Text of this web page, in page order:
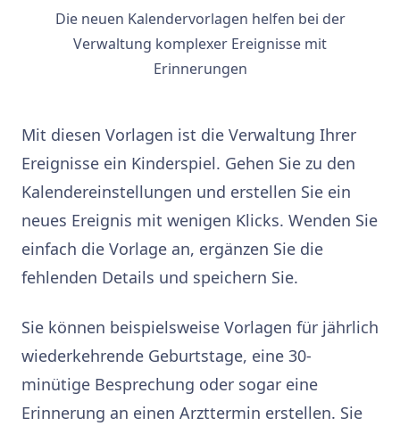
Die neuen Kalendervorlagen helfen bei der
Verwaltung komplexer Ereignisse mit
Erinnerungen
Mit diesen Vorlagen ist die Verwaltung Ihrer
Ereignisse ein Kinderspiel. Gehen Sie zu den
Kalendereinstellungen und erstellen Sie ein
neues Ereignis mit wenigen Klicks. Wenden Sie
einfach die Vorlage an, ergänzen Sie die
fehlenden Details und speichern Sie.
Sie können beispielsweise Vorlagen für jährlich
wiederkehrende Geburtstage, eine 30-
minütige Besprechung oder sogar eine
Erinnerung an einen Arzttermin erstellen. Sie